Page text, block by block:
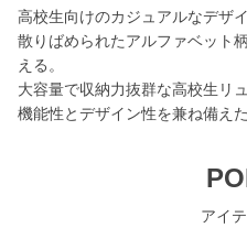
高校生向けのカジュアルなデザ
散りばめられたアルファベット
える。
大容量で収納力抜群な高校生リ
機能性とデザイン性を兼ね備え
アイ